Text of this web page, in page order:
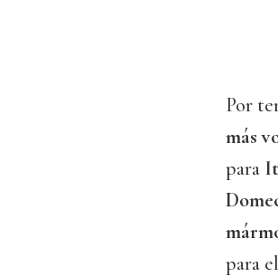
Por
más
para
para